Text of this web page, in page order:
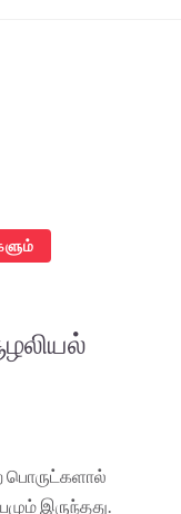
பொருட்களால்
இருந்தது.